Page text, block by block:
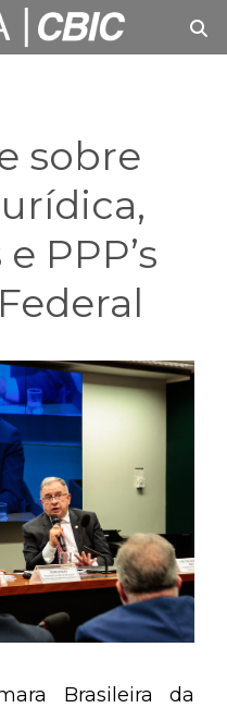
sobre
PPP’s
Brasileira da